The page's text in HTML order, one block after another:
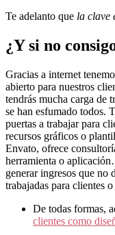
Te adelanto que la clave
¿Y si no
Gracias a internet
abierto para nuestros
tendrás mucha carga de
se han esfumado todos.
puertas a trabajar para
recursos gráficos o
Envato, ofrece
herramienta o
generar ingresos que no
trabajadas para clientes
De todas formas,
clientes como